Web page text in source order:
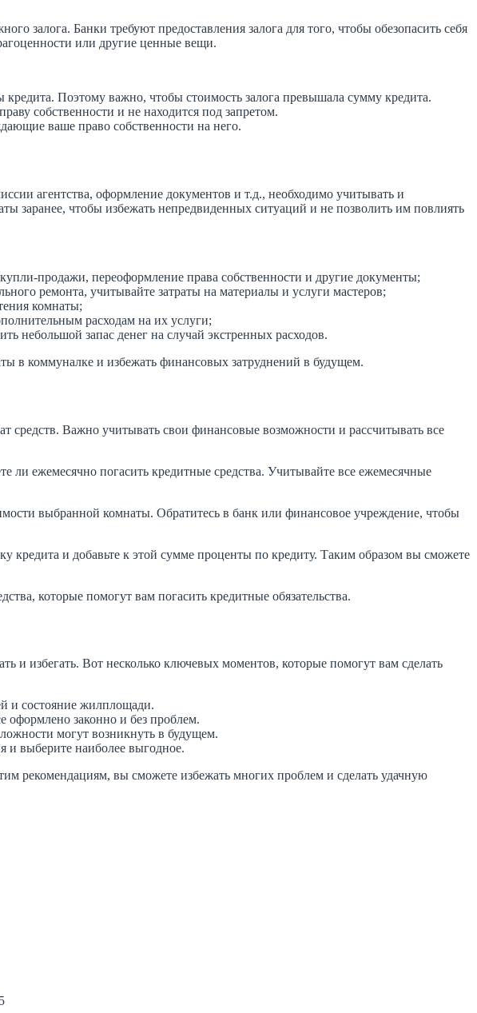
залога. Банки требуют предоставления залога для того, чтобы обезопасить себя
или другие ценные вещи.
кредита. Поэтому важно, чтобы стоимость залога превышала сумму кредита.
собственности и не находится под запретом.
ваше право собственности на него.
агентства, оформление документов и т.д., необходимо учитывать и
заранее, чтобы избежать непредвиденных ситуаций и не позволить им повлиять
продажи, переоформление права собственности и другие документы;
ремонта, учитывайте затраты на материалы и услуги мастеров;
комнаты;
расходам на их услуги;
небольшой запас денег на случай экстренных расходов.
в коммуналке и избежать финансовых затруднений в будущем.
средств. Важно учитывать свои финансовые возможности и рассчитывать все
ежемесячно погасить кредитные средства. Учитывайте все ежемесячные
выбранной комнаты. Обратитесь в банк или финансовое учреждение, чтобы
кредита и добавьте к этой сумме проценты по кредиту. Таким образом вы сможете
которые помогут вам погасить кредитные обязательства.
и избегать. Вот несколько ключевых моментов, которые помогут вам сделать
и состояние жилплощади.
оформлено законно и без проблем.
могут возникнуть в будущем.
и выберите наиболее выгодное.
рекомендациям, вы сможете избежать многих проблем и сделать удачную